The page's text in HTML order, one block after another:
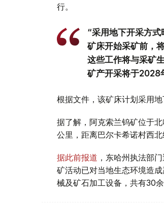
行。
“采用地下开采方
矿床开始采矿前，
这些工作将与采矿
矿产开采将于2028
根据文件，该矿床计划采用地
据了解，阿克索兰钨矿位于
公里，距离巴尔卡希诺村西
据此前报道 ，东哈州执法部
矿活动已对当地生态环境造
械及矿石加工设备，共有30